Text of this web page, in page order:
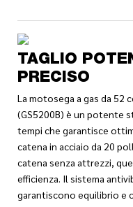
TAGLIO
PRECISO
La motosega a gas da 52
(GS5200B) è un potente
tempi che garantisce
catena in acciaio da 20
catena senza attrezzi,
efficienza. Il sistema
garantiscono equilibrio e